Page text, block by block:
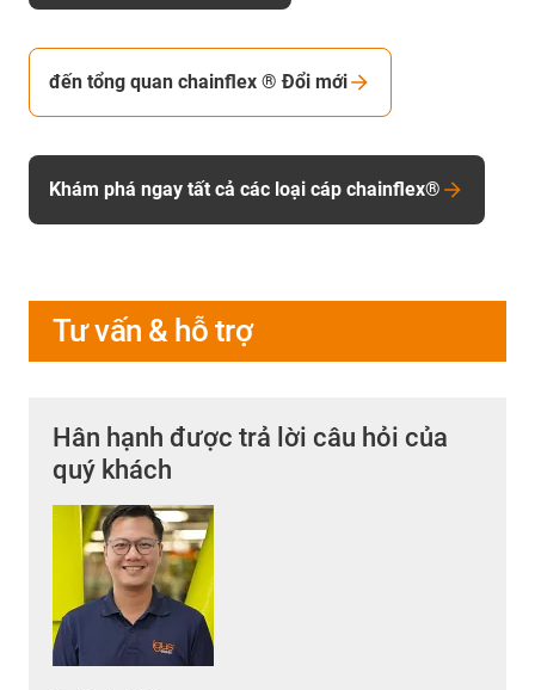
đến tổng quan chainflex ® Đổi mới
Khám phá ngay tất cả các loại cáp chainflex®
Tư vấn & hỗ trợ
Hân hạnh được trả lời câu hỏi của
quý khách